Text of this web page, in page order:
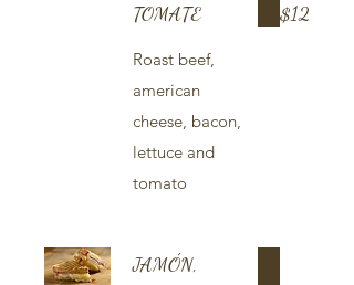
TOMATE
Roast beef,
american
cheese, bacon,
lettuce and
tomato
$12
JAMÓN,